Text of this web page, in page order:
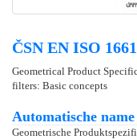
ČSN EN ISO
Geometrical Product
filters: Basic concepts
Automatische
Geometrische